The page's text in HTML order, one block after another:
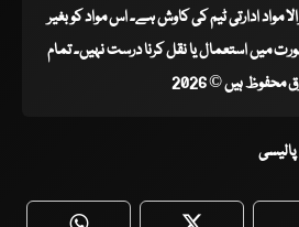
مواد ادارتی ٹیم کی کاوش ہے۔ اس مواد کو بغیر
میں استعمال یا نقل کرنا درست نہیں۔ تمام
محفوظ ہیں © 2026